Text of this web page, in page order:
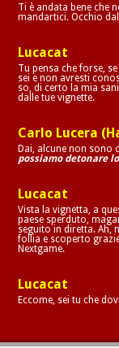
Ti è andata bene che
mandartici. Occhio
Lucacat
Tu pensa che forse,
sei e non avresti
so, di certo la mia
dalle tue vignette.
Carlo Lucera
Dai, alcune non sono
possiamo detonare
Lucacat
Vista la vignetta, a
paese sperduto,
seguito in diretta. Ah,
follia e scoperto
Nextgame.
Lucacat
Eccome, sei tu che